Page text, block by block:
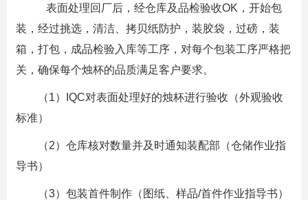
表面处理回厂后，经仓库及品检验收OK，开始包
装，经过挑选，清洁、拷贝纸防护，装胶袋，过磅，装
箱，打包，成品检验入库等工序，对每个包装工序严格把
关，确保每个烛杯的品质满足客户要求。
（1）IQC对表面处理好的烛杯进行验收（外观验收
标准）
（2）仓库核对数量并及时通知装配部（仓储作业指
导书）
（3）包装首件制作（图纸、样品/首件作业指导书）